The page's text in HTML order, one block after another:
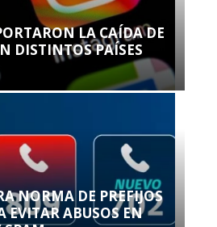
LA CAÍDA DE
DISTINTOS PAÍSES
NORMA DE PREFIJOS
EVITAR ABUSOS EN